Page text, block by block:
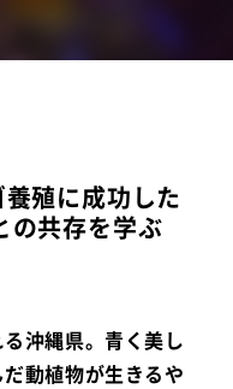
殖に成功した
の共存を学ぶ
沖縄県。青く美し
動植物が生きるや